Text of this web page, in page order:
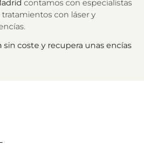
contamos con especialistas
tratamientos con láser y
sin coste y recupera unas encías